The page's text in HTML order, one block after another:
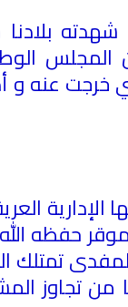
خرجت عنه و
حفظه
تمتلك
من تجاوز